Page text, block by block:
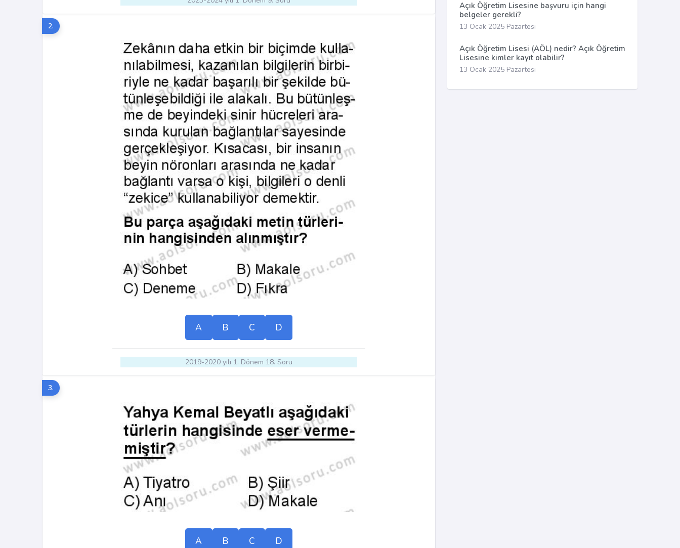
2.
A B C D
2019-2020 yılı 1. Dönem 18. Soru
3.
A B C D
Açık Öğretim Lisesine başvuru için hangi
belgeler gerekli?
13 Ocak 2025 Pazartesi
Açık Öğretim Lisesi (AÖL) nedir? Açık Öğretim
Lisesine kimler kayıt olabilir?
13 Ocak 2025 Pazartesi